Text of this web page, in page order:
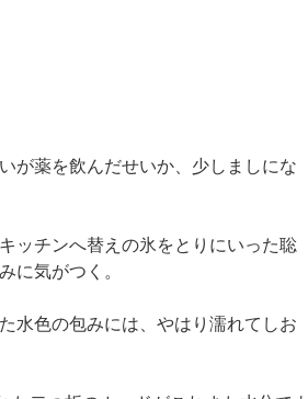
が薬を飲んだせいか、少しましにな
ッチンへ替えの氷をとりにいった聡
に気がつく。
水色の包みには、やはり濡れてしお